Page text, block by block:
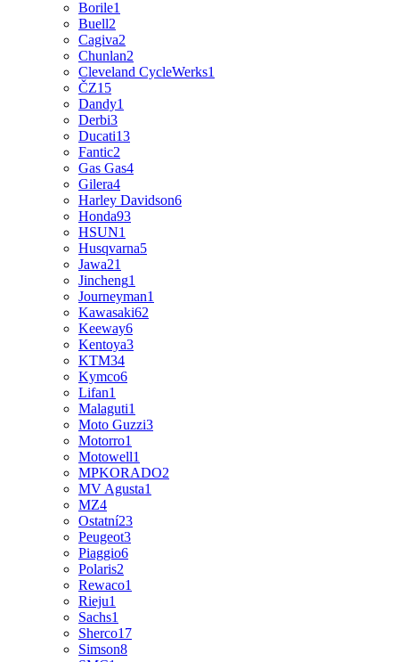
Borile1
Buell2
Cagiva2
Chunlan2
Cleveland CycleWerks1
ČZ15
Dandy1
Derbi3
Ducati13
Fantic2
Gas Gas4
Gilera4
Harley Davidson6
Honda93
HSUN1
Husqvarna5
Jawa21
Jincheng1
Journeyman1
Kawasaki62
Keeway6
Kentoya3
KTM34
Kymco6
Lifan1
Malaguti1
Moto Guzzi3
Motorro1
Motowell1
MPKORADO2
MV Agusta1
MZ4
Ostatní23
Peugeot3
Piaggio6
Polaris2
Rewaco1
Rieju1
Sachs1
Sherco17
Simson8